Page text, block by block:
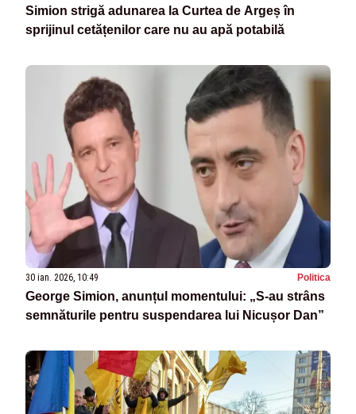
Simion strigă adunarea la Curtea de Argeș în
sprijinul cetățenilor care nu au apă potabilă
30 ian. 2026, 10:49 Politica
George Simion, anunțul momentului: „S-au strâns
semnăturile pentru suspendarea lui Nicușor Dan”